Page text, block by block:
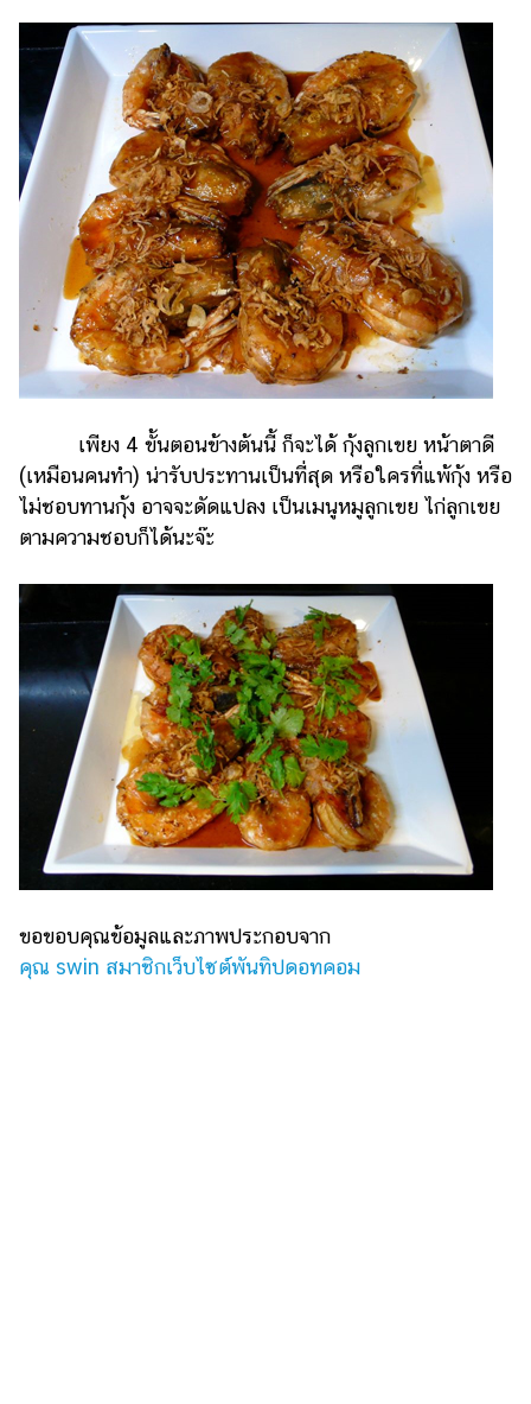
เพียง 4 ขั้นตอนข้างต้นนี้ ก็จะได้ กุ้งลูกเขย หน้าตาดี
(เหมือนคนทำ) น่ารับประทานเป็นที่สุด หรือใครที่แพ้กุ้ง หรือ
ไม่ชอบทานกุ้ง อาจจะดัดแปลง เป็นเมนูหมูลูกเขย ไก่ลูกเขย
ตามความชอบก็ได้นะจ๊ะ
ขอขอบคุณข้อมูลและภาพประกอบจาก
คุณ swin สมาชิกเว็บไซต์พันทิปดอทคอม